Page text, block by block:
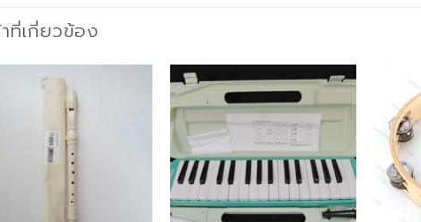
ที่เกี่ยวข้อง